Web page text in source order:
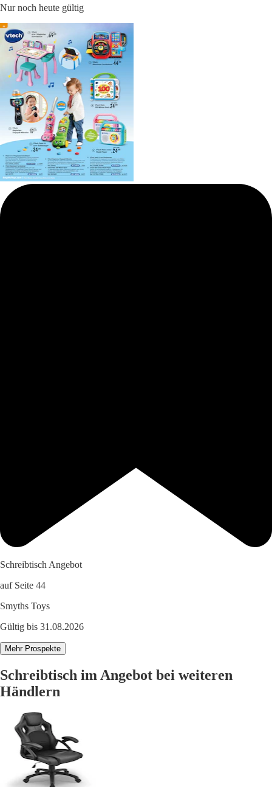
Nur noch heute gültig
Schreibtisch Angebot
auf Seite 44
Smyths Toys
Gültig bis 31.08.2026
Mehr Prospekte
Schreibtisch im Angebot bei weiteren
Händlern